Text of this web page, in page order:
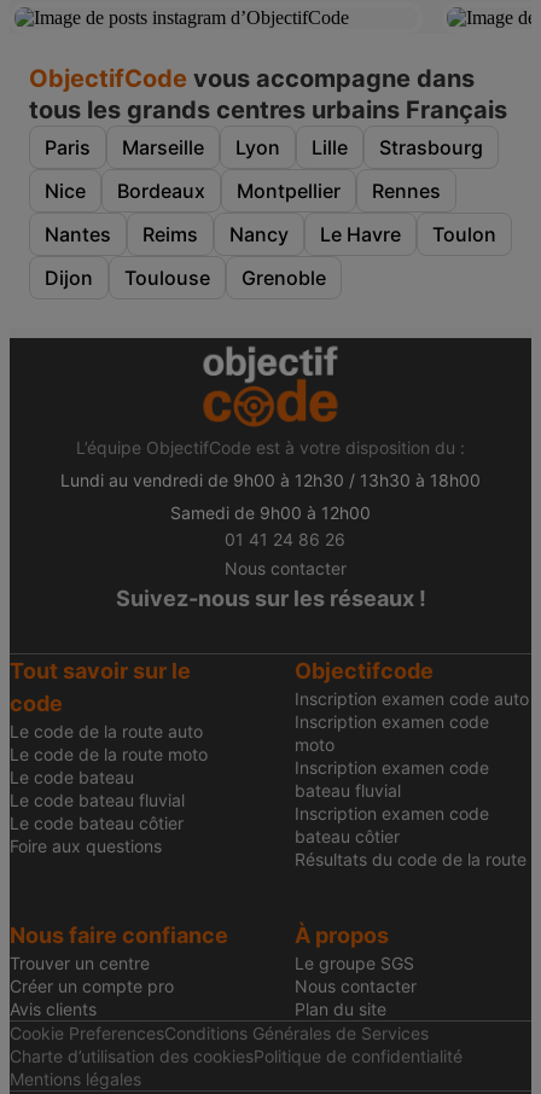
ObjectifCode vous accompagne dans
tous les grands centres urbains Français
Paris Marseille Lyon Lille
Strasbourg
Nice
Bordeaux Montpellier
Rennes
Nantes
Reims Nancy Le Havre
Toulon
Dijon
Toulouse Grenoble
L’équipe ObjectifCode est à votre disposition du :
Lundi au vendredi de 9h00 à 12h30 / 13h30 à 18h00
Samedi de 9h00 à 12h00
01 41 24 86 26
Nous contacter
Suivez-nous sur les réseaux !
Tout savoir sur le
code
Le code de la route auto
Le code de la route moto
Le code bateau
Le code bateau fluvial
Le code bateau côtier
Foire aux questions
Objectifcode
Inscription examen code auto
Inscription examen code
moto
Inscription examen code
bateau fluvial
Inscription examen code
bateau côtier
Résultats du code de la route
Nous faire confiance
Trouver un centre
Créer un compte pro
Avis clients
À propos
Le groupe SGS
Nous contacter
Plan du site
Cookie PreferencesConditions Générales de Services
Charte d’utilisation des cookiesPolitique de confidentialité
Mentions légales